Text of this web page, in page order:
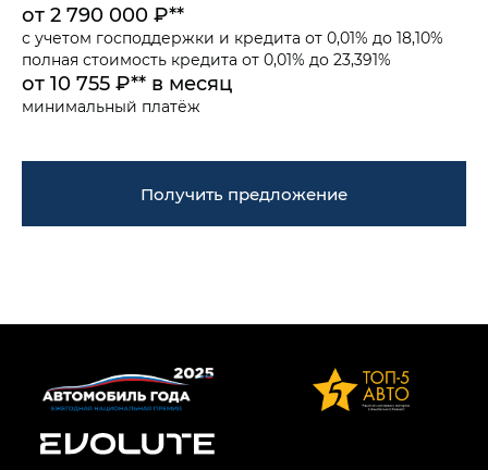
от 2 790 000 ₽**
с учетом господдержки и кредита от 0,01% до 18,10%
полная стоимость кредита от 0,01% до 23,391%
от 10 755 ₽** в месяц
минимальный платёж
Получить предложение